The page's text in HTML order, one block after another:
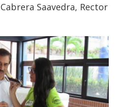
Saavedra, Rector